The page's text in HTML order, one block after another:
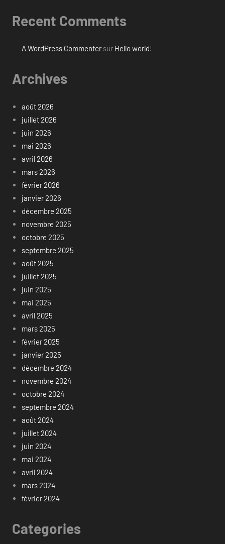
Recent Comments
A WordPress Commentersur Hello world!
Archives
août 2026
juillet 2026
juin 2026
mai 2026
avril 2026
mars 2026
février 2026
janvier 2026
décembre 2025
novembre 2025
octobre 2025
septembre 2025
août 2025
juillet 2025
juin 2025
mai 2025
avril 2025
mars 2025
février 2025
janvier 2025
décembre 2024
novembre 2024
octobre 2024
septembre 2024
août 2024
juillet 2024
juin 2024
mai 2024
avril 2024
mars 2024
février 2024
Categories